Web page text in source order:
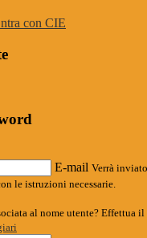
con CIE
E-mail Verrà
le istruzioni necessarie.
al nome utente? Effettua il